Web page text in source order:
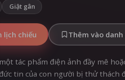
Giật gân
lịch chiếu Thêm vào danh
tác phẩm điện ảnh đầy mê
tin của con người bị thử thách